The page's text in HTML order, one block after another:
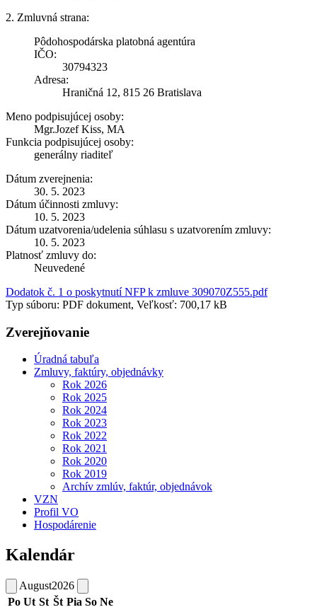
2. Zmluvná strana:
Pôdohospodárska platobná agentúra
IČO:
30794323
Adresa:
Hraničná 12, 815 26 Bratislava
Meno podpisujúcej osoby:
Mgr.Jozef Kiss, MA
Funkcia podpisujúcej osoby:
generálny riaditeľ
Dátum zverejnenia:
30. 5. 2023
Dátum účinnosti zmluvy:
10. 5. 2023
Dátum uzatvorenia/udelenia súhlasu s uzatvorením zmluvy:
10. 5. 2023
Platnosť zmluvy do:
Neuvedené
Dodatok č. 1 o poskytnutí NFP k zmluve 309070Z555.pdf
Typ súboru: PDF dokument, Veľkosť: 700,17 kB
Zverejňovanie
Úradná tabuľa
Zmluvy, faktúry, objednávky
Rok 2026
Rok 2025
Rok 2024
Rok 2023
Rok 2022
Rok 2021
Rok 2020
Rok 2019
Archív zmlúv, faktúr, objednávok
VZN
Profil VO
Hospodárenie
Kalendár
August2026
Po Ut St Št Pia So Ne